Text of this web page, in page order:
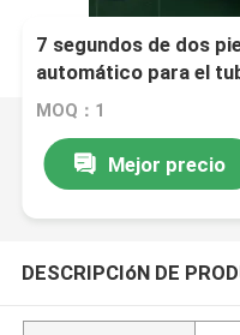
7 segundos de dos
automático para el
la cánula nasal
MOQ：1
Mejor precio
DESCRIPCIóN DE